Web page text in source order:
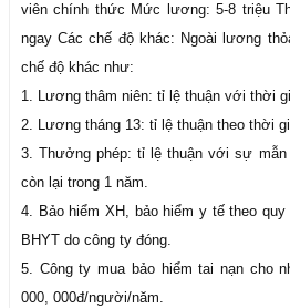
viên chính thức Mức lương: 5-8 triệu
ngay Các chế độ khác: Ngoài lương
chế độ khác như:
1. Lương thâm niên: tỉ lệ thuận với thời
2. Lương tháng 13: tỉ lệ thuận theo thời
3. Thưởng phép: tỉ lệ thuận với sự
còn lại trong 1 năm.
4. Bảo hiểm XH, bảo hiểm y tế theo
BHYT do công ty đóng.
5. Công ty mua bảo hiểm tai nạn cho
000, 000đ/người/năm.